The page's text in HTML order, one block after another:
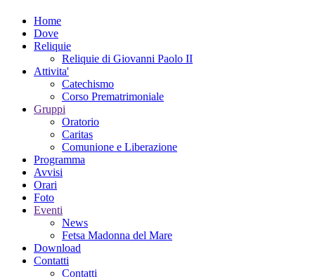
Home
Dove
Reliquie
Reliquie di Giovanni Paolo II
Attivita'
Catechismo
Corso Prematrimoniale
Gruppi
Oratorio
Caritas
Comunione e Liberazione
Programma
Avvisi
Orari
Foto
Eventi
News
Fetsa Madonna del Mare
Download
Contatti
Contatti